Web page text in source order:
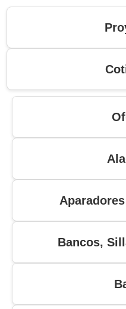
Bancos,